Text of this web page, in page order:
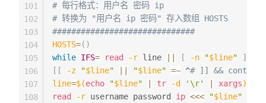
# 每行格式：用户名 密码 ip
# 转换为 "用户名 ip 密码" 存入数组 HOSTS
##############################
HOSTS=( )
while IFS= read -r line [ -n "$line" ]
[ [ -z "$line" "$line" =~ ^# ]] && continue
line=$(echo "$line" tr -d '\r' xargs)
read
-r username password ip <<< "$line"
101
102
103
104
105
106
107
108